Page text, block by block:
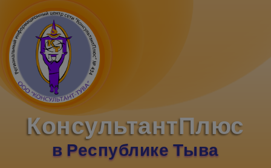
КонсультантПлюс
в Республике Тыва